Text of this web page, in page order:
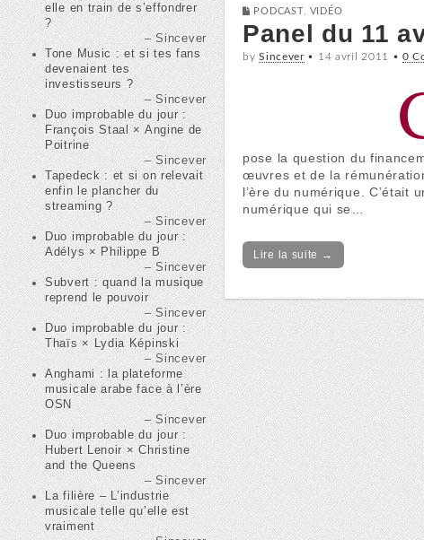
elle en train de s’effondrer
?
Sincever
Tone Music : et si tes fans
devenaient tes
investisseurs ?
Sincever
Duo improbable du jour :
François Staal × Angine de
Poitrine
Sincever
Tapedeck : et si on relevait
enfin le plancher du
streaming ?
Sincever
Duo improbable du jour :
Adélys × Philippe B
Sincever
Subvert : quand la musique
reprend le pouvoir
Sincever
Duo improbable du jour :
Thaïs × Lydia Képinski
Sincever
Anghami : la plateforme
musicale arabe face à l’ère
OSN
Sincever
Duo improbable du jour :
Hubert Lenoir × Christine
and the Queens
Sincever
La filière – L’industrie
musicale telle qu’elle est
vraiment
PODCAST VIDÉO
Panel du 11
bySincever• 14 avril 2011 •0
pose la question du
œuvres et de la
l’ère du numérique. C’était
numérique qui se…
Lire la suite →